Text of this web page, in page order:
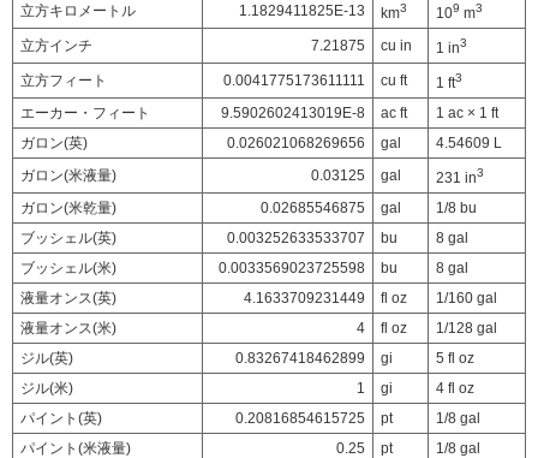
立方キロメートル 1.1829411825E-13 km3 109 m3
立方インチ 7.21875 cu in 1 in3
立方フィート 0.0041775173611111 cu ft 1 ft3
エーカー・フィート 9.5902602413019E-8 ac ft
1 ac × 1 ft
ガロン(英)
0.026021068269656 gal
4.54609 L
ガロン(米液量)
0.03125 gal 231 in3
ガロン(米乾量) 0.02685546875 gal
1/8 bu
ブッシェル(英)
0.003252633533707 bu
8 gal
ブッシェル(米)
0.0033569023725598 bu
8 gal
液量オンス(英)
4.1633709231449 fl oz
1/160 gal
液量オンス(米)
4 fl oz
1/128 gal
ジル(英)
0.83267418462899 gi
5 fl oz
ジル(米)
1 gi
4 fl oz
パイント(英)
0.20816854615725 pt
1/8 gal
パイント(米液量)
0.25 pt
1/8 gal